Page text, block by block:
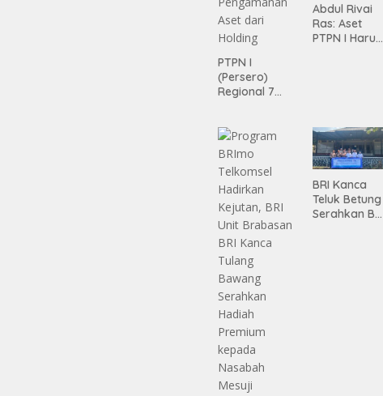
PTPN I
(Persero)
Regional 7
Pengamanan
Aset dari
Holding
Abdul Rivai
Ras: Aset
PTPN I Harus
BRI Kanca
Teluk Betung
Serahkan BRI